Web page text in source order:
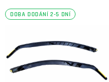
DOBA DODÁNÍ 2-5 DNÍ